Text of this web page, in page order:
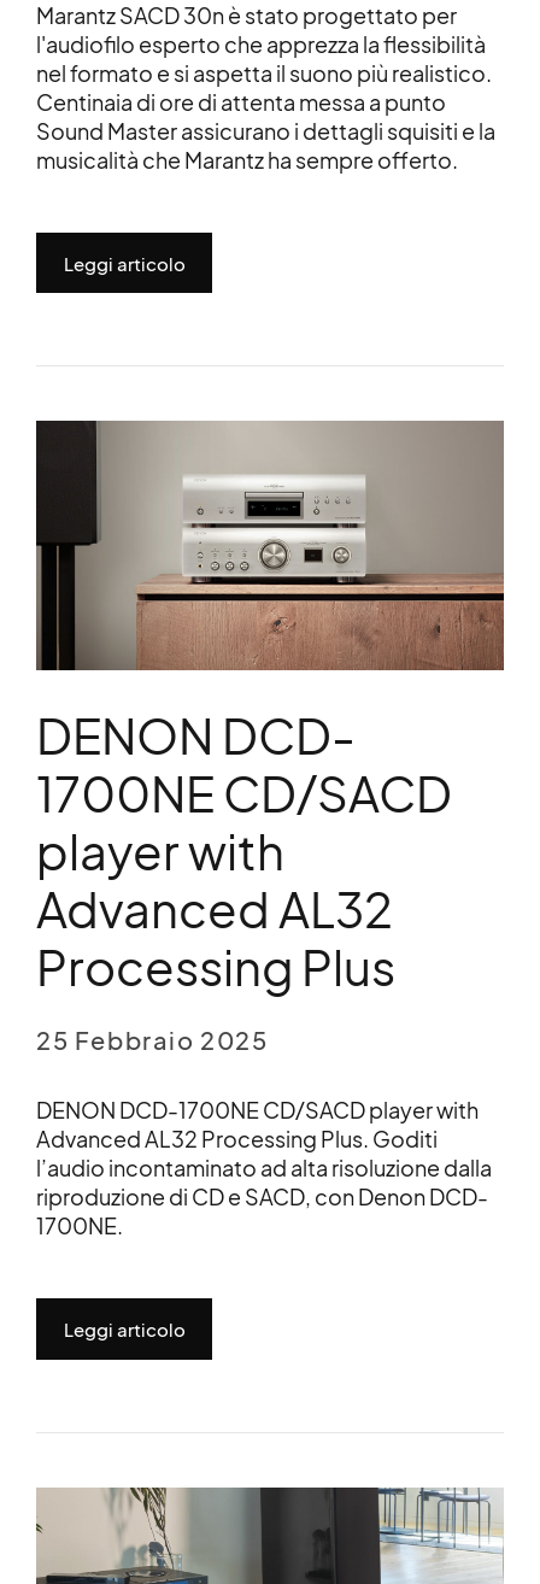
Marantz SACD 30n è stato progettato per
l'audiofilo esperto che apprezza la flessibilità
nel formato e si aspetta il suono più realistico.
Centinaia di ore di attenta messa a punto
Sound Master assicurano i dettagli squisiti e la
musicalità che Marantz ha sempre offerto.
Leggi articolo
DENON DCD-
1700NE CD/SACD
player with
Advanced AL32
Processing Plus
25 Febbraio 2025
DENON DCD-1700NE CD/SACD player with
Advanced AL32 Processing Plus. Goditi
l’audio incontaminato ad alta risoluzione dalla
riproduzione di CD e SACD, con Denon DCD-
1700NE.
Leggi articolo